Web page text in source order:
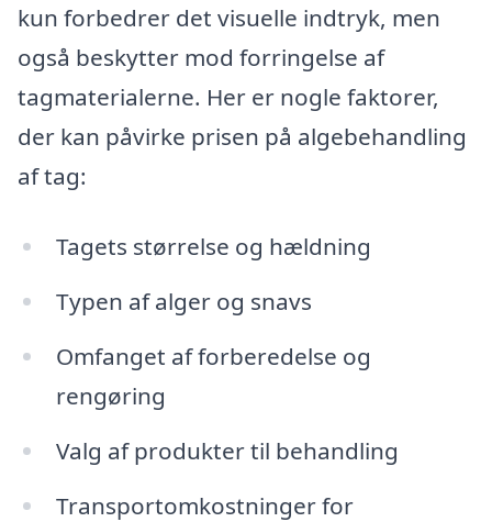
kun forbedrer det visuelle indtryk, men
også beskytter mod forringelse af
tagmaterialerne. Her er nogle faktorer,
der kan påvirke prisen på algebehandling
af tag:
Tagets størrelse og hældning
Typen af alger og snavs
Omfanget af forberedelse og
rengøring
Valg af produkter til behandling
Transportomkostninger for